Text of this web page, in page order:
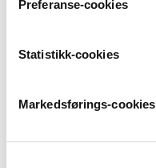
Preferanse-cookies
Statistikk-cookies
Markedsførings-cookies